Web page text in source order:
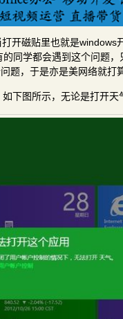
开磁贴里也就是
同学都会遇到这个问题
题，于是亦是美网络就
下图所示，无论是打开